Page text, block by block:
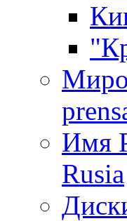
Имя
Rusia